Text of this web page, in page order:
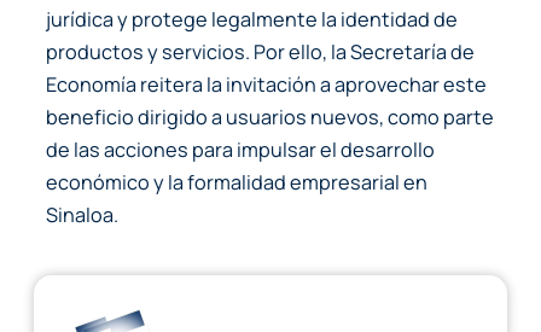
jurídica y protege legalmente la identidad de
productos y servicios. Por ello, la Secretaría de
Economía reitera la invitación a aprovechar este
beneficio dirigido a usuarios nuevos, como parte
de las acciones para impulsar el desarrollo
económico y la formalidad empresarial en
Sinaloa.